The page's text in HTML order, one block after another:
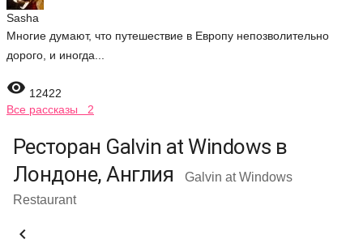
Sasha
Многие думают, что путешествие в Европу непозволительно
дорого, и иногда...
 12422
Все рассказы 2
Ресторан Galvin at Windows в
Лондоне, Англия
Galvin at Windows
Restaurant
